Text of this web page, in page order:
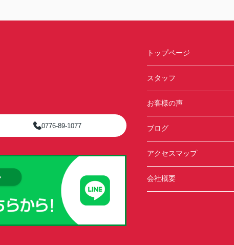
0776-89-1077
トップページ
スタッフ
お客様の声
ブログ
アクセスマップ
会社概要